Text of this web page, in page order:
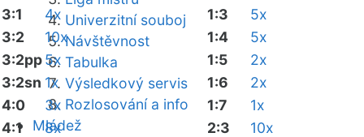
Univerzitní souboj
Návštěvnost
Tabulka
Výsledkový servis
Rozlosování a info
Mládež
3:1
4x
3:2
10x
3:2pp5x
3:2sn 1x
4:0
3x
4:1
8x
1:3
5x
1:4
5x
1:5
2x
1:6
2x
1:7
1x
2:3
10x